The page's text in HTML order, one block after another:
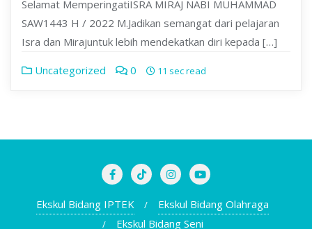
Selamat MemperingatiISRA MIRAJ NABI MUHAMMAD
SAW1443 H / 2022 M.Jadikan semangat dari pelajaran
Isra dan Mirajuntuk lebih mendekatkan diri kepada […]
Uncategorized 0 11 sec read
Ekskul Bidang IPTEK
Ekskul Bidang Olahraga
Ekskul Bidang Seni